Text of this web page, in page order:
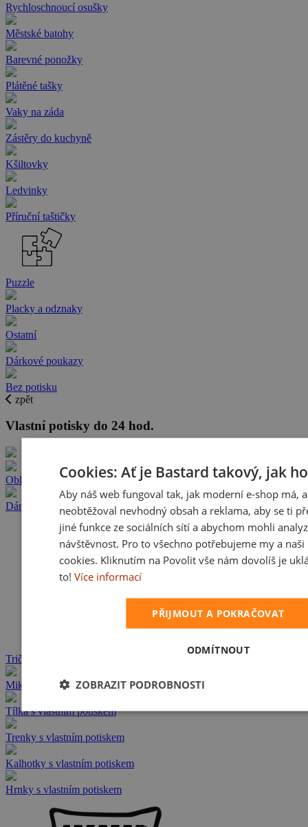
Rychloschnoucí osušky
Městské batohy
Barevné ponožky
Plátěné tašky
Vaky na záda
Zástěry do kuchyně
Kšiltovky
Ledvinky
Příruční taštičky
Puzzle
Placky a odznaky
Ostatní
Dárkové poukazy
Bez potisku
zpět
Vlastní potisky do 24 hod.
Oblečení s vlastním potiskem
Dárky s vlastním potiskem
Trička s vlastním potiskem
Mikiny s vlastním potiskem
Tílka s vlastním potiskem
Trenky s vlastním potiskem
Kalhotky s vlastním potiskem
Hrnky s vlastním potiskem
Cookies: Ať je Bastard takový, jak
Aby náš web fungoval tak, jak moderní e-shop má,
neobtěžoval nevhodný obsah a reklama, aby se ti
jiné funkce ze sociálních sítí a abychom mohli
návštěvnost. Pro to všechno potřebujeme my a
cookies. Kliknutím na Povolit vše nám dovolíš je
to! Více informací
PŘIJMOUT A POKRAČOVAT
ODMÍTNOUT
ZOBRAZIT PODROBNOSTI